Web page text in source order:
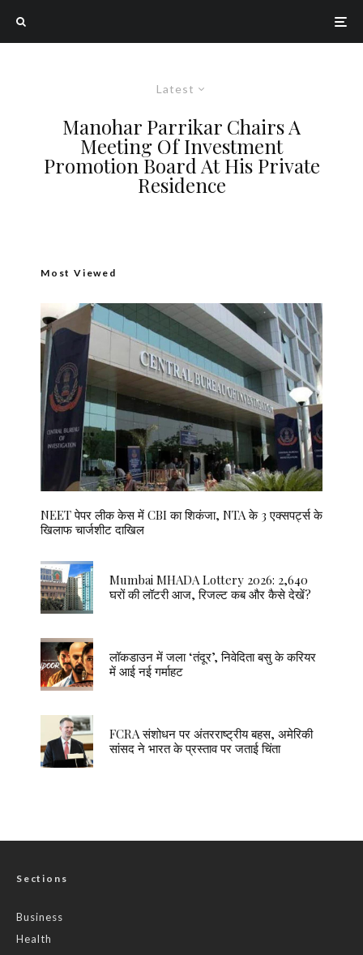
Latest
Manohar Parrikar Chairs A
Meeting Of Investment
Promotion Board At His Private
Residence
Most Viewed
NEET पेपर लीक केस में CBI का शिकंजा, NTA के 3 एक्सपर्ट्स के
खिलाफ चार्जशीट दाखिल
Mumbai MHADA Lottery 2026: 2,640
घरों की लॉटरी आज, रिजल्ट कब और कैसे देखें?
लॉकडाउन में जला ‘तंदूर’, निवेदिता बसु के करियर
में आई नई गर्माहट
FCRA संशोधन पर अंतरराष्ट्रीय बहस, अमेरिकी
सांसद ने भारत के प्रस्ताव पर जताई चिंता
Sections
Business
Health